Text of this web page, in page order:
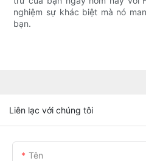
nghiệm sự khác biệt mà nó
bạn.
Liên lạc với chúng tôi
Tên